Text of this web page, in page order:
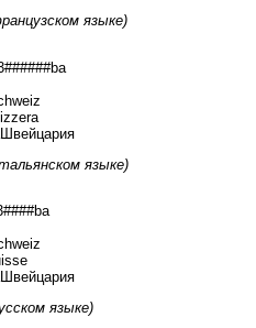
языке)
языке)
языке)